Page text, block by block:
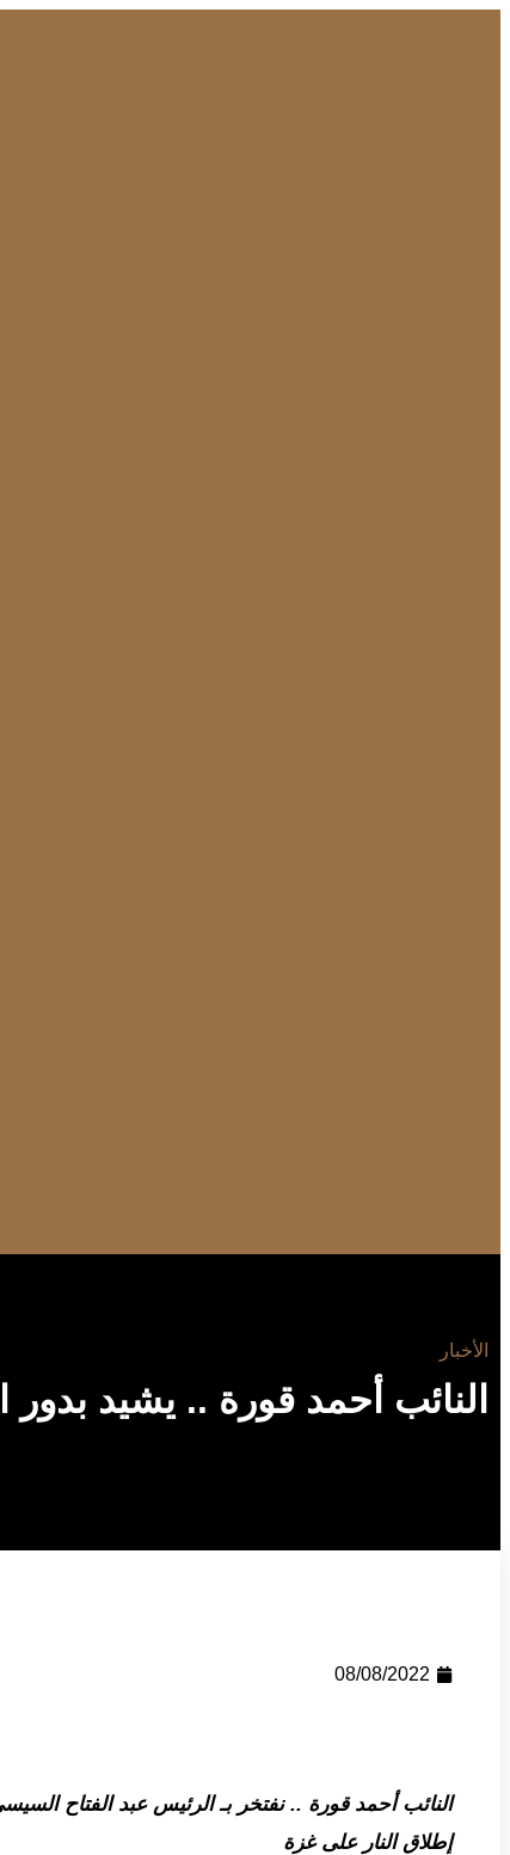
الأخبار
النائب أحمد قورة .. يشيد
08/08/2022
النائب أحمد قورة .. نفتخر بـ الرئيس عبد الفتاح
إطلاق النار على غزة